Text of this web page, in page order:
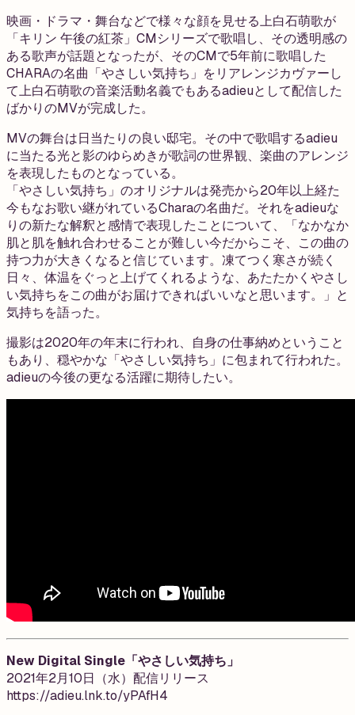
映画・ドラマ・舞台などで様々な顔を見せる上白石萌歌が
「キリン 午後の紅茶」CMシリーズで歌唱し、その透明感の
ある歌声が話題となったが、そのCMで5年前に歌唱した
CHARAの名曲「やさしい気持ち」をリアレンジカヴァーし
て上白石萌歌の音楽活動名義でもあるadieuとして配信した
ばかりのMVが完成した。
MVの舞台は日当たりの良い邸宅。その中で歌唱するadieu
に当たる光と影のゆらめきが歌詞の世界観、楽曲のアレンジ
を表現したものとなっている。
「やさしい気持ち」のオリジナルは発売から20年以上経た
今もなお歌い継がれているCharaの名曲だ。それをadieuな
りの新たな解釈と感情で表現したことについて、「なかなか
肌と肌を触れ合わせることが難しい今だからこそ、この曲の
持つ力が大きくなると信じています。凍てつく寒さが続く
日々、体温をぐっと上げてくれるような、あたたかくやさし
い気持ちをこの曲がお届けできればいいなと思います。」と
気持ちを語った。
撮影は2020年の年末に行われ、自身の仕事納めということ
もあり、穏やかな「やさしい気持ち」に包まれて行われた。
adieuの今後の更なる活躍に期待したい。
New Digital Single「やさしい気持ち」
2021年2月10日（水）配信リリース
https://adieu.lnk.to/yPAfH4